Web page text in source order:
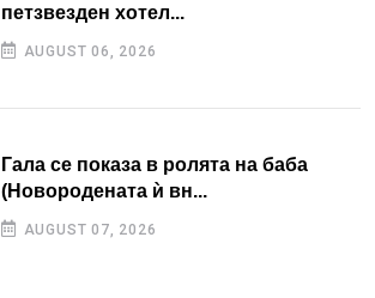
петзвезден хотел...
AUGUST 06, 2026
Гала се показа в ролята на баба
(Новородената ѝ вн...
AUGUST 07, 2026